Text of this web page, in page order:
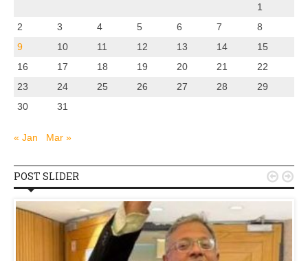
1
2
3 4 5 6 7
8
9
10 11 12 13 14
15
16
17 18 19 20 21
22
23
24 25 26 27 28
29
30
31
« Jan Mar »
POST SLIDER  